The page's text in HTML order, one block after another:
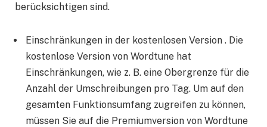
berücksichtigen sind.
Einschränkungen in der kostenlosen Version . Die
kostenlose Version von Wordtune hat
Einschränkungen, wie z. B. eine Obergrenze für die
Anzahl der Umschreibungen pro Tag. Um auf den
gesamten Funktionsumfang zugreifen zu können,
müssen Sie auf die Premiumversion von Wordtune